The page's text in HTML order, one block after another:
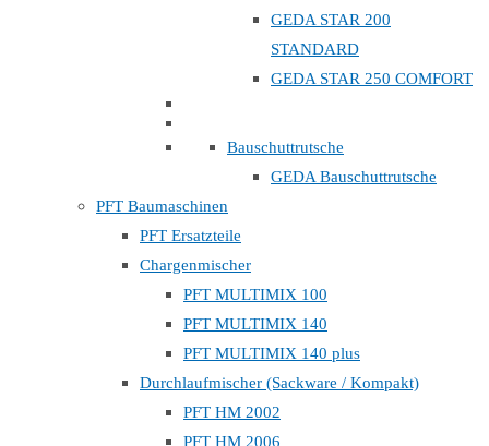
GEDA STAR 200
STANDARD
GEDA STAR 250 COMFORT
Bauschuttrutsche
GEDA Bauschuttrutsche
PFT Baumaschinen
PFT Ersatzteile
Chargenmischer
PFT MULTIMIX 100
PFT MULTIMIX 140
PFT MULTIMIX 140 plus
Durchlaufmischer (Sackware / Kompakt)
PFT HM 2002
PFT HM 2006